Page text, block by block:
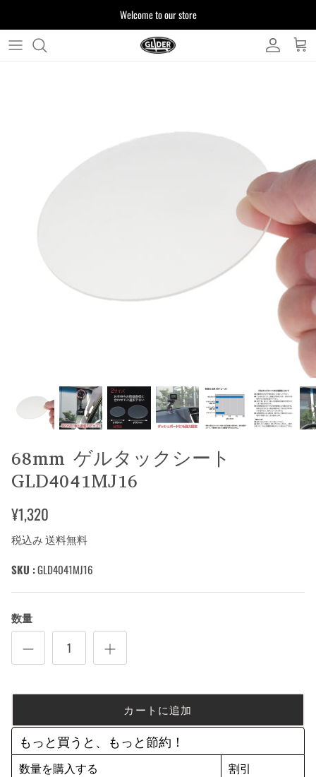
ッ
Welcome to our store
注文について
68mm ゲルタックシート
GLD4041MJ16
¥1,320
税込み 送料無料
SKU :GLD4041MJ16
数量
カートに追加
もっと買うと、もっと節約！
数量を購入する 割引